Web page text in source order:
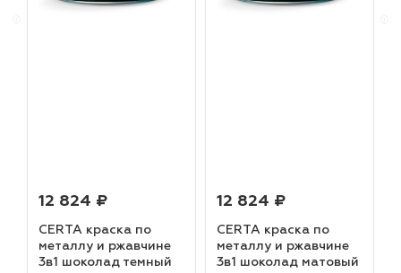
12 824 ₽
CERTA краска по
металлу и ржавчине
3в1 шоколад темный
12 824 ₽
CERTA краска по
металлу и ржавчине
3в1 шоколад матовый